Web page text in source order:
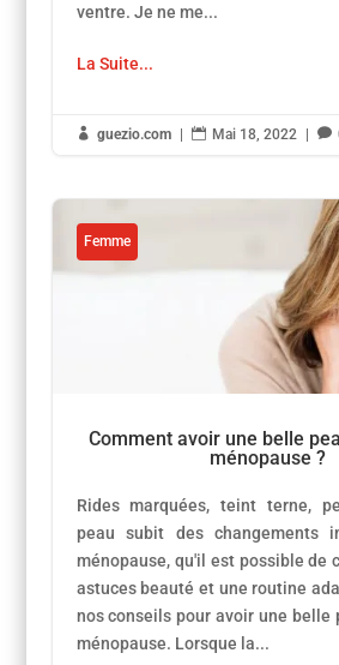
ventre. Je ne me...
La Suite...
 guezio.com |  Mai 18, 2022 | 
Femme
Comment avoir une belle
ménopause ?
Rides marquées, teint terne,
peau subit des changements
ménopause, qu'il est possible de
astuces beauté et une routine
nos conseils pour avoir une belle
ménopause. Lorsque la...